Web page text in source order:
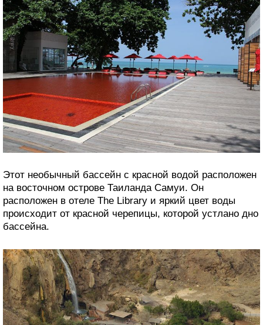
Этот необычный бассейн с красной водой расположен
на восточном острове Таиланда Самуи. Он
расположен в отеле The Library и яркий цвет воды
происходит от красной черепицы, которой устлано дно
бассейна.